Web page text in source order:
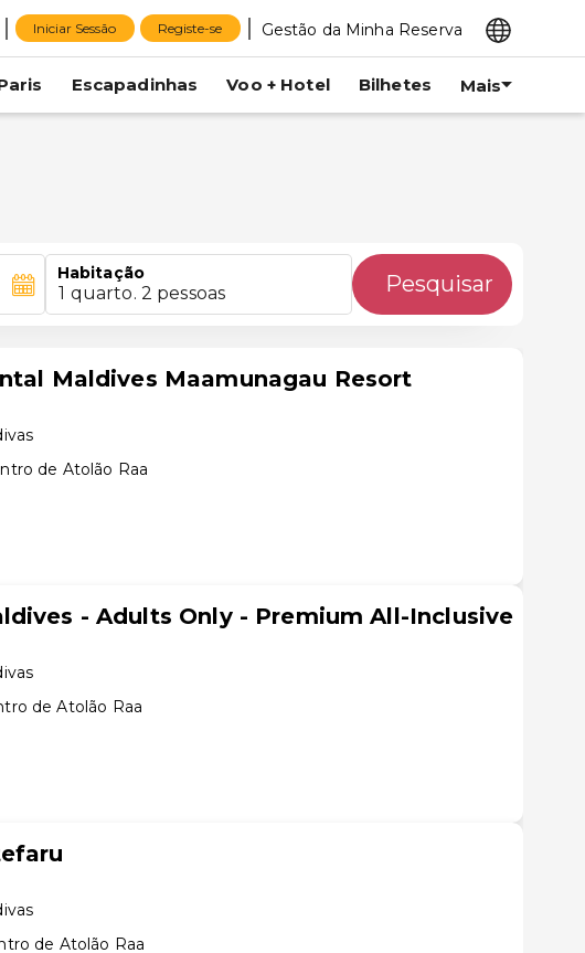
Iniciar Sessão Registe-se Gestão da Minha Reserva
Escapadinhas Voo + Hotel Bilhetes Mais
Habitação
1 quarto. 2 pessoas Pesquisar
Maldives Maamunagau Resort
de Atolão Raa
- Adults Only - Premium All-Inclusive
de Atolão Raa
de Atolão Raa